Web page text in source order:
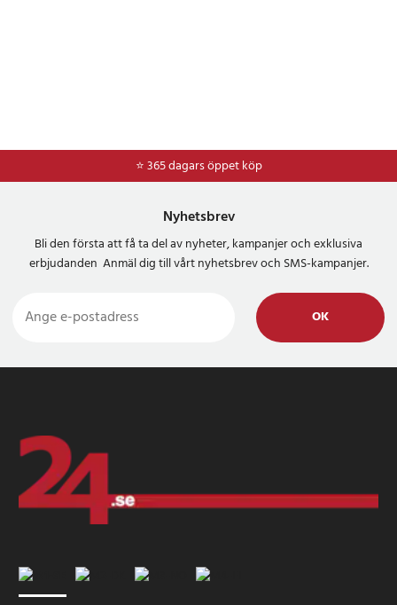
⭐ 365 dagars öppet köp
⭐Frakt 49kr *
Nyhetsbrev
Bli den första att få ta del av nyheter, kampanjer och exklusiva
erbjudanden Anmäl dig till vårt nyhetsbrev och SMS-kampanjer.
OK